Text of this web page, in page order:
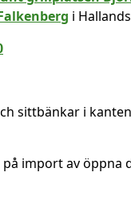
i
sittbänkar i
import av öppna